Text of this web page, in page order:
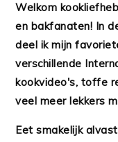
Welkom
en bakfanaten! In
deel ik mijn
verschillende
kookvideo's, toffe
veel meer lekkers
Eet smakelijk